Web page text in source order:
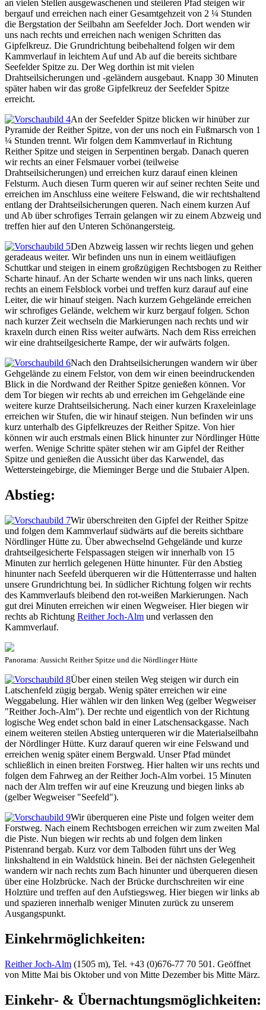
an vielen Stellen ausgewaschenen und steileren Pfad steigen wir
bergauf und erreichen nach einer Gesamtgehzeit von 2 ¼ Stunden
die Bergstation der Seilbahn am Seefelder Joch. Dort wenden wir
uns nach rechts und erreichen nach wenigen Schritten das
Gipfelkreuz. Die Grundrichtung beibehaltend folgen wir dem
Kammverlauf in leichtem Auf und Ab auf die bereits sichtbare
Seefelder Spitze zu. Der Weg dorthin ist mit vielen
Drahtseilsicherungen und -geländern ausgebaut. Knapp 30 Minuten
später haben wir das große Gipfelkreuz der Seefelder Spitze
erreicht.
An der Seefelder Spitze blicken wir hinüber zur
Pyramide der Reither Spitze, von der uns noch ein Fußmarsch von 1
¼ Stunden trennt. Wir folgen dem Kammverlauf in Richtung
Reither Spitze und steigen in Serpentinen bergab. Danach queren
wir rechts an einer Felsmauer vorbei (teilweise
Drahtseilsicherungen) und erreichen kurz darauf einen kleinen
Felsturm. Auch diesen Turm queren wir auf seiner rechten Seite und
erreichen im Anschluss eine weitere Felswand, die wir rechtshaltend
entlang der Drahtseilsicherungen queren. Nach einem kurzen Auf
und Ab über schrofiges Terrain gelangen wir zu einem Abzweig und
treffen hier auf den Unteren Schönangersteig.
Den Abzweig lassen wir rechts liegen und gehen
geradeaus weiter. Wir befinden uns nun in einem weitläufigen
Schuttkar und steigen in einem großzügigen Rechtsbogen zu Reither
Scharte hinauf. An der Scharte wenden wir uns nach links, queren
rechts an einem Felsblock vorbei und treffen kurz darauf auf eine
Leiter, die wir hinauf steigen. Nach kurzem Gehgelände erreichen
wir schrofiges Gelände, welchem wir kurz bergauf folgen. Schon
nach kurzer Zeit wechseln die Markierungen nach rechts und wir
kraxeln durch einen Riss weiter aufwärts. Nach dem Riss erreichen
wir eine drahtseilgesicherte Rampe, der wir aufwärts folgen.
Nach den Drahtseilsicherungen wandern wir über
Gehgelände zu einem Felstor, von dem wir einen beeindruckenden
Blick in die Nordwand der Reither Spitze genießen können. Vor
dem Tor biegen wir rechts ab und erreichen im Gehgelände eine
weitere kurze Drahtseilsicherung. Nach einer kurzen Kraxeleinlage
erreichen wir Stufen, die wir hinauf steigen. Nun befinden wir uns
kurz unterhalb des Gipfelkreuzes der Reither Spitze. Von hier
können wir auch erstmals einen Blick hinunter zur Nördlinger Hütte
werfen. Wenige Schritte später stehen wir am Gipfel der Reither
Spitze und genießen die Aussicht über das Karwendel, das
Wettersteingebirge, die Mieminger Berge und die Stubaier Alpen.
Abstieg:
Wir überschreiten den Gipfel der Reither Spitze
und folgen dem Kammverlauf südwärts auf die bereits sichtbare
Nördlinger Hütte zu. Über abwechselnd Gehgelände und kurze
drahtseilgesicherte Felspassagen steigen wir innerhalb von 15
Minuten zur herrlich gelegenen Hütte hinunter. Für den Abstieg
hinunter nach Seefeld überqueren wir die Hüttenterrasse und halten
unsere Grundrichtung bei. In südlicher Richtung folgen wir rechts
des Kammverlaufs bleibend den rot-weißen Markierungen. Nach
gut drei Minuten erreichen wir einen Wegweiser. Hier biegen wir
rechts ab Richtung Reither Joch-Alm und verlassen den
Kammverlauf.
Panorama: Aussicht Reither Spitze und die Nördlinger Hütte
Über einen steilen Weg steigen wir durch ein
Latschenfeld zügig bergab. Wenig später erreichen wir eine
Weggabelung. Hier wählen wir den linken Weg (gelber Wegweiser
"Reither Joch-Alm"). Der rechte und eigentlich von der Richtung
logische Weg endet schon bald in einer Latschensackgasse. Nach
einem weiteren steilen Abstieg unterqueren wir die Materialseilbahn
der Nördlinger Hütte. Kurz darauf queren wir eine Felswand und
erreichen wenig später einem Bergwald. Unser Pfad mündet
schließlich in einen breiten Forstweg. Hier halten wir uns rechts und
folgen dem Fahrweg an der Reither Joch-Alm vorbei. 15 Minuten
nach der Alm treffen wir auf eine Kreuzung und biegen links ab
(gelber Wegweiser "Seefeld").
Wir überqueren eine Piste und folgen weiter dem
Forstweg. Nach einem Rechtsbogen erreichen wir zum zweiten Mal
die Piste. Nun biegen wir rechts ab und folgen dem linken
Pistenrand bergab. Kurz vor dem Talboden führt uns der Weg
linkshaltend in ein Waldstück hinein. Bei der nächsten Gelegenheit
wandern wir nach rechts zum Bach hinunter und überqueren diesen
über eine Holzbrücke. Nach der Brücke durchschreiten wir eine
Holztüre und treffen auf den Aufstiegsweg. Hier biegen wir links ab
und spazieren innerhalb weniger Minuten zurück zu unserem
Ausgangspunkt.
Einkehrmöglichkeiten:
Reither Joch-Alm (1505 m), Tel. +43 (0)676-77 70 501. Geöffnet
von Mitte Mai bis Oktober und von Mitte Dezember bis Mitte März.
Einkehr- & Übernachtungsmöglichkeiten: